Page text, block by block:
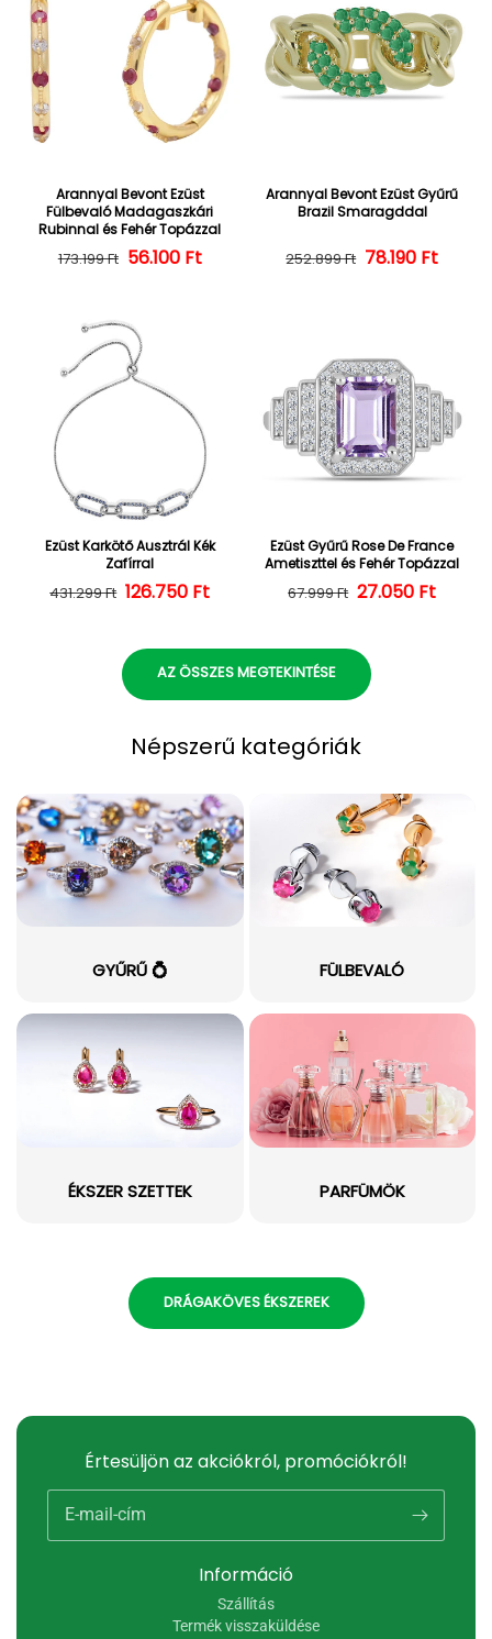
Arannyal Bevont Ezüst
Fülbevaló Madagaszkári
Rubinnal és Fehér Topázzal
Normál ár
173.199 Ft Kedvezményes ár
56.100 Ft
Arannyal Bevont Ezüst Gyűrű
Brazil Smaragddal
Normál ár
252.899 Ft 78.190 Ft
Ezüst Karkötő Ausztrál Kék
Zafírral
Normál ár
431.299 Ft Kedvezményes ár
126.750 Ft
Ezüst Gyűrű Rose De France
Ametiszttel és Fehér Topázzal
Normál ár
67.999 Ft 27.050 Ft
AZ ÖSSZES MEGTEKINTÉSE
Népszerű kategóriák
GYŰRŰ 💍 FÜLBEVALÓ
ÉKSZER SZETTEK PARFÜMÖK
DRÁGAKÖVES ÉKSZEREK
Információ
Szállítás
Termék visszaküldése
Értesüljön az akciókról, promóciókról!
E-mail-cím